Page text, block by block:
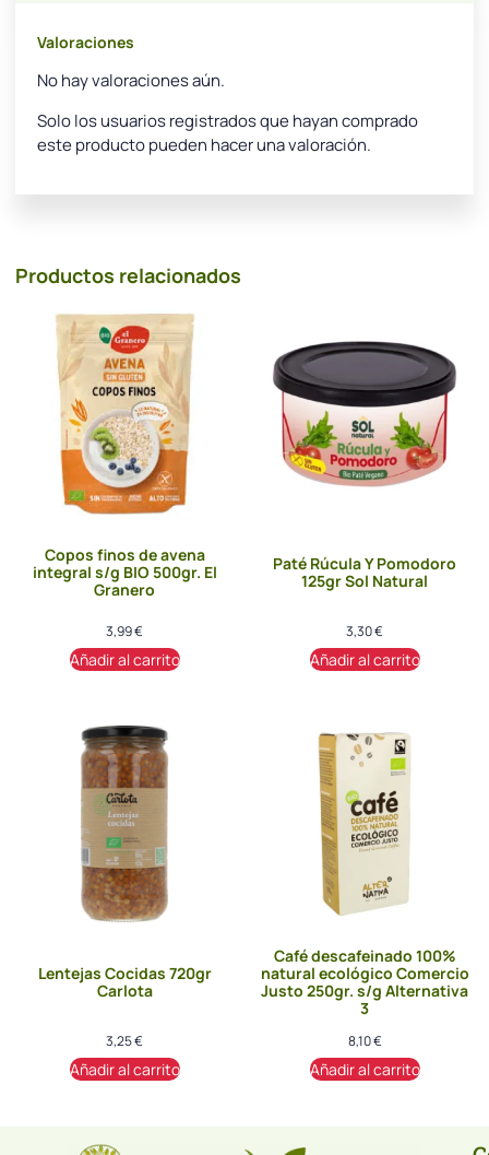
Valoraciones
No hay valoraciones aún.
Solo los usuarios registrados que hayan comprado
este producto pueden hacer una valoración.
Productos relacionados
Copos finos de avena
integral s/g BIO 500gr. El
Granero
3,99€
Añadir al carrito
Paté Rúcula Y Pomodoro
125gr Sol Natural
3,30€
Añadir al carrito
Lentejas Cocidas 720gr
Carlota
3,25€
Añadir al carrito
Café descafeinado 100%
natural ecológico Comercio
Justo 250gr. s/g Alternativa
3
8,10€
Añadir al carrito